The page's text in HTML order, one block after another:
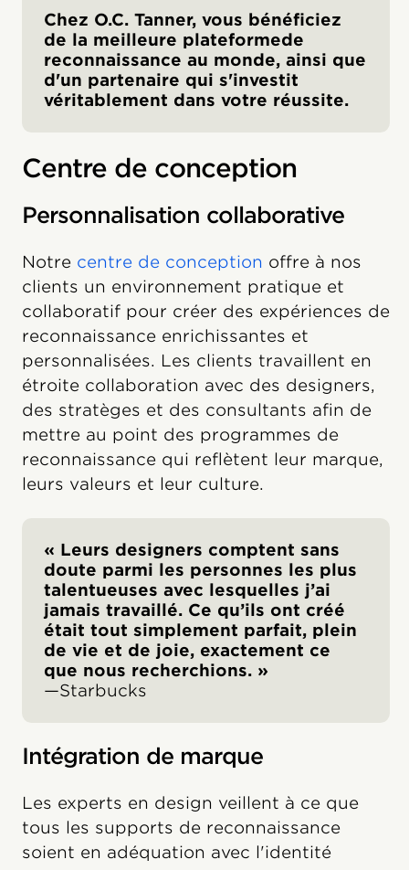
Chez O.C. Tanner, vous bénéficiez
de la meilleure plateformede
reconnaissance au monde, ainsi que
d'un partenaire qui s'investit
véritablement dans votre réussite.
Centre de conception
Personnalisation collaborative
Notre centre de conception offre à nos
clients un environnement pratique et
collaboratif pour créer des expériences de
reconnaissance enrichissantes et
personnalisées. Les clients travaillent en
étroite collaboration avec des designers,
des stratèges et des consultants afin de
mettre au point des programmes de
reconnaissance qui reflètent leur marque,
leurs valeurs et leur culture.
« Leurs designers comptent sans
doute parmi les personnes les plus
talentueuses avec lesquelles j’ai
jamais travaillé. Ce qu’ils ont créé
était tout simplement parfait, plein
de vie et de joie, exactement ce
que nous recherchions. »
‍—Starbucks
Intégration de marque
Les experts en design veillent à ce que
tous les supports de reconnaissance
soient en adéquation avec l'identité